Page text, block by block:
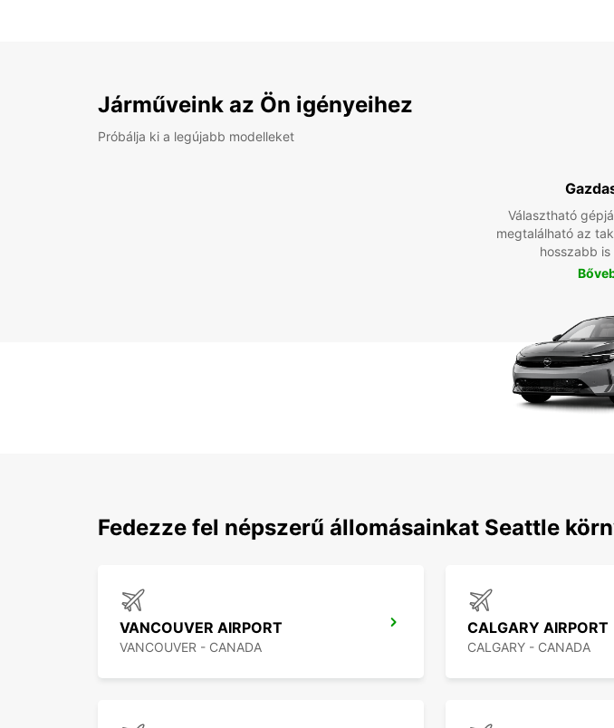
Járműveink az Ön igényeihez
Próbálja ki a legújabb modelleket
Választható
megtalálható az
hosszabb
Fedezze fel népszerű állomásainkat Seattle
VANCOUVER AIRPORT
VANCOUVER - CANADA
CALGARY AIRPORT
CALGARY - CANADA